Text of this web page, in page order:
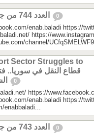
0
enab.baladi https://
https://
channel/
Sector Struggles to
0
https://
enab.baladi https://
enabbaladi...
0